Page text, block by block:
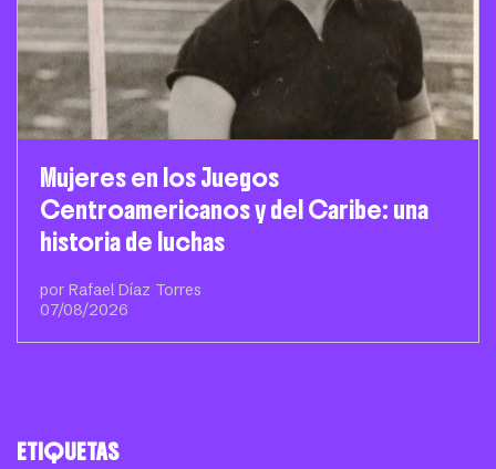
Mujeres en los Juegos
Centroamericanos y del Caribe: una
historia de luchas
por Rafael Díaz Torres
07/08/2026
ETIQUETAS